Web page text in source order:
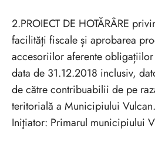
2.PROIECT DE HOTĂRÂRE
facilități fiscale și aprobarea
accesoriilor aferente
data de 31.12.2018 inclusiv,
de către contribuabilii de pe
teritorială a Municipiului Vulcan.
Iniţiator: Primarul municipiului